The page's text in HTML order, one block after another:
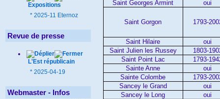
Expositions
* 2025-11 Eternoz
Revue de presse
L'Est républicain
* 2025-04-19
Webmaster - Infos
Saint Georges Armint oui
Saint Gorgon 1793-
Saint Hilaire
oui
Saint Julien les Russey
1803-
Saint Point Lac
1793-
Sainte Anne
oui
Sainte Colombe
1793-
Sancey le Grand
oui
Sancey le Long
oui